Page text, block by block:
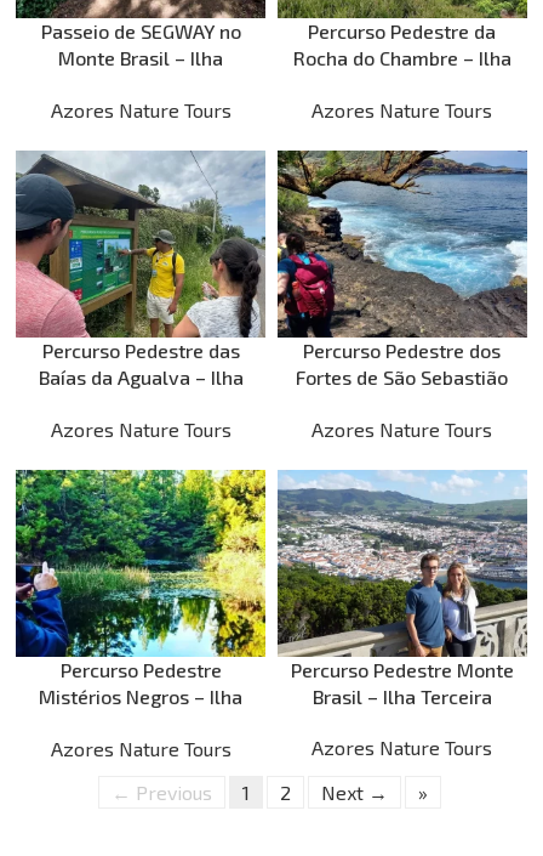
Passeio de SEGWAY no
Monte Brasil – Ilha
Azores Nature Tours
Percurso Pedestre da
Rocha do Chambre – Ilha
Azores Nature Tours
Percurso Pedestre das
Baías da Agualva – Ilha
Azores Nature Tours
Percurso Pedestre dos
Fortes de São Sebastião
Azores Nature Tours
Percurso Pedestre
Mistérios Negros – Ilha
Azores Nature Tours
Percurso Pedestre Monte
Brasil – Ilha Terceira
Azores Nature Tours
← Previous
1 2 Next → »